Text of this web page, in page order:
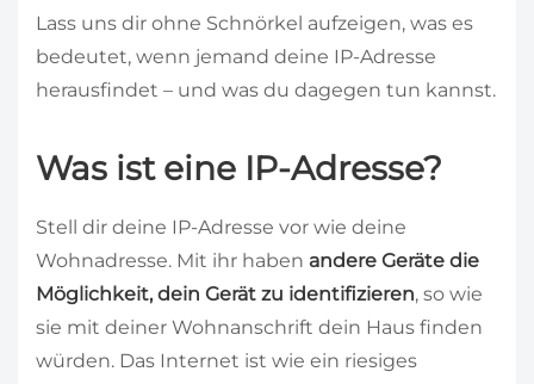
Lass uns dir ohne Schnörkel aufzeigen, was es
bedeutet, wenn jemand deine IP-Adresse
herausfindet – und was du dagegen tun kannst.
Was ist eine IP-Adresse?
Stell dir deine IP-Adresse vor wie deine
Wohnadresse. Mit ihr haben andere Geräte die
Möglichkeit, dein Gerät zu identifizieren, so wie
sie mit deiner Wohnanschrift dein Haus finden
würden. Das Internet ist wie ein riesiges